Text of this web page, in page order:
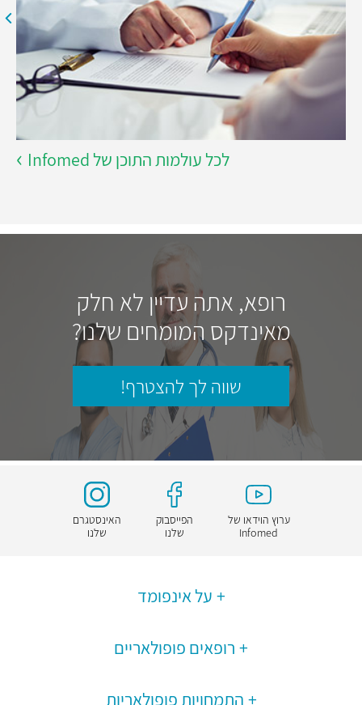
לכל עולמות התוכן של Infomed
רופא, אתה עדיין לא חלק
מאינדקס המומחים שלנו?
שווה לך להצטרף!
ערוץ הוידאו של
Infomed
הפייסבוק
שלנו
האינסטגרם
שלנו
על אינפומד
רופאים פופולאריים
התמחויות פופולאריות